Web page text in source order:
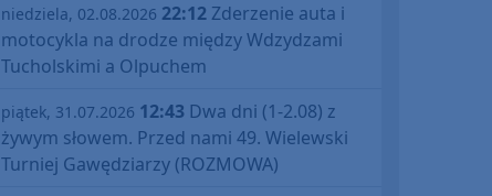
niedziela, 02.08.2026 22:12 Zderzenie auta i
motocykla na drodze między Wdzydzami
Tucholskimi a Olpuchem
piątek, 31.07.2026 12:43 Dwa dni (1-2.08) z
żywym słowem. Przed nami 49. Wielewski
Turniej Gawędziarzy (ROZMOWA)